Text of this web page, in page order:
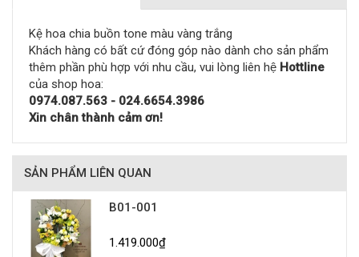
Kệ hoa chia buồn tone màu vàng trắng
Khách hàng có bất cứ đóng góp nào dành cho sản phẩm
thêm phần phù hợp với nhu cầu, vui lòng liên hệ Hottline
của shop hoa:
0974.087.563 - 024.6654.3986
Xin chân thành cảm ơn!
SẢN PHẨM LIÊN QUAN
B01-001
1.419.000₫